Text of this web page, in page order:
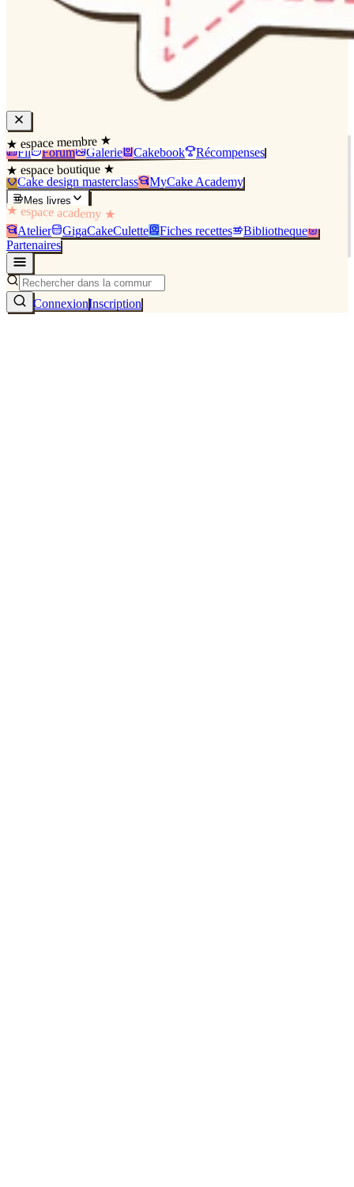
★ espace membre ★
Fil Forum Galerie Cakebook Récompenses
★ espace boutique ★
Cake design masterclass MyCake Academy
Mes livres
★ espace academy ★
Atelier GigaCakeCulette Fiches recettes
Bibliothèque
Partenaires
ConnexionInscription